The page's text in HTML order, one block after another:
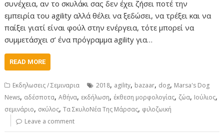
συνέχεια, αν το σκυλάκι σας δεν έχει ζήσει ποτέ την
εμπειρία του agility αλλά θέλει να ξεδώσει, να τρέξει και να
παίξει γιατί είναι φούλ στην ενέργεια, τότε μπορεί να
συμμετάσχει σ’ ένα πρόγραμμα agility για…
READ MORE
Εκδηλωσεις / Σεμιναρια 2018, agility, bazaar, dog, Marsa's Dog
News, αδέσποτα,Αθήνα, εκδήλωση, έκθεση μορφολογίας, ζώα, Ιούλιος,
σεμινάριο, σκύλος,Τα ΣκυλοΝέα Της Μάρσας, φιλοζωική
Leave a comment